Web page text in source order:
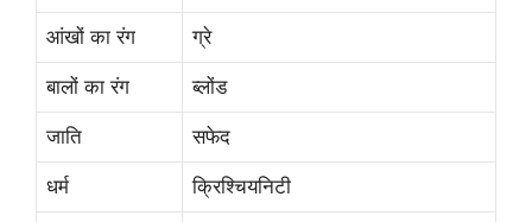
आंखों का रंग ग्रे
बालों का रंग ब्लोंड
जाति सफेद
धर्म क्रिश्चियनिटी